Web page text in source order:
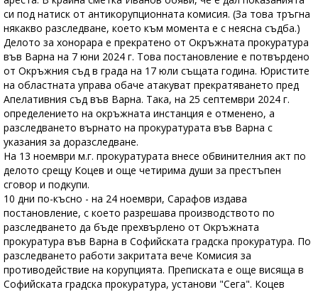
си под натиск от антикорупционната комисия. (За това тръгна
някакво разследване, което към момента е с неясна съдба.)
Делото за хонорара е прекратено от Окръжната прокуратура
във Варна на 7 юни 2024 г. Това постановление е потвърдено
от Окръжния съд в града на 17 юли същата година. Юристите
на областната управа обаче атакуват прекратяването пред
Апелативния съд във Варна. Така, на 25 септември 2024 г.
определението на окръжната инстанция е отменено, а
разследването върнато на прокуратурата във Варна с
указания за доразследване.
На 13 ноември м.г. прокуратурата внесе обвинителния акт по
делото срещу Коцев и още четирима души за престъпен
сговор и подкупи.
10 дни по-късно - на 24 ноември, Сарафов издава
постановление, с което разрешава производството по
разследването да бъде прехвърлено от Окръжната
прокуратура във Варна в Софийската градска прокуратура. По
разследването работи закритата вече Комисия за
противодействие на корупцията. Преписката е още висяща в
Софийската градска прокуратура, установи "Сега". Коцев